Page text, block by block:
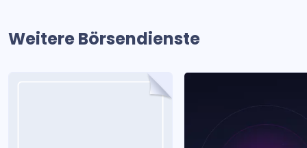
Weitere Börsendienste